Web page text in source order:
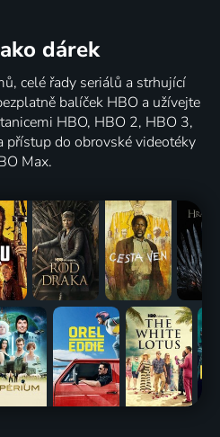
dárek
celé řady seriálů a strhující
balíček HBO a užívejte
HBO, HBO 2, HBO 3,
přístup do obrovské videotéky
Max.